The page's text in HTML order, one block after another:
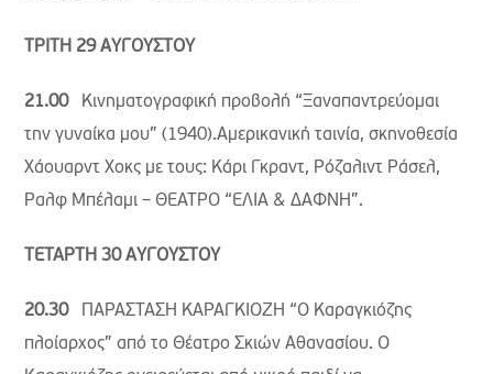
ΤΡΙΤΗ 29 ΑΥΓΟΥΣΤΟΥ
21.00 Κινηματογραφική προβολή “Ξαναπαντρεύομαι
την γυναίκα μου” (1940).Αμερικανική ταινία, σκηνοθεσία
Χάουαρντ Χοκς με τους: Κάρι Γκραντ, Ρόζαλιντ Ράσελ,
Ραλφ Μπέλαμι – ΘΕΑΤΡΟ “ΕΛΙΑ & ΔΑΦΝΗ”.
ΤΕΤΑΡΤΗ 30 ΑΥΓΟΥΣΤΟΥ
20.30
ΠΑΡΑΣΤΑΣΗ ΚΑΡΑΓΚΙΟΖΗ “Ο Καραγκιόζης
πλοίαρχος” από το Θέατρο Σκιών Αθανασίου. Ο